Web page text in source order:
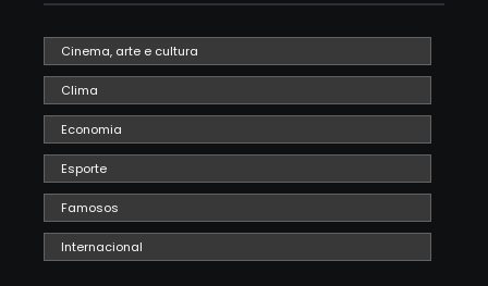
Cinema, arte e cultura
Clima
Economia
Esporte
Famosos
Internacional